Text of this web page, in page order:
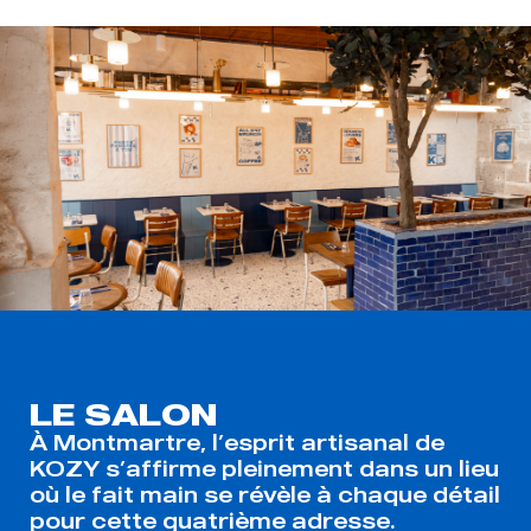
LE SALON
À Montmartre, l’esprit artisanal de
KOZY s’affirme pleinement dans un lieu
où le fait main se révèle à chaque détail
pour cette quatrième adresse.